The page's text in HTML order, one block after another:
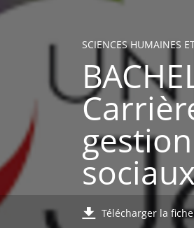
SCIENCES HUMAINES
Télécharger la fiche